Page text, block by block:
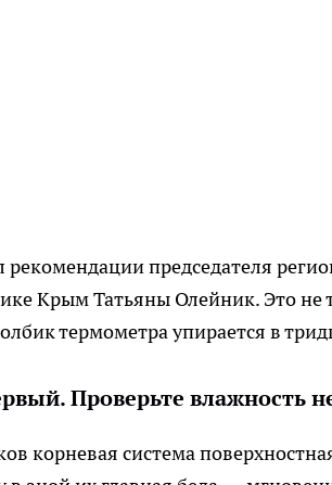
рекомендации председателя
Крым Татьяны Олейник. Это не
термометра упирается в
Проверьте влажность
корневая система